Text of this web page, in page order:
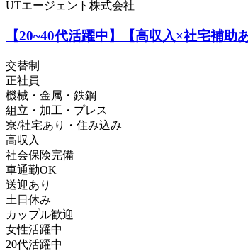
UTエージェント株式会社
【20~40代活躍中】【高収入×社宅補
交替制
正社員
機械・金属・鉄鋼
組立・加工・プレス
寮/社宅あり・住み込み
高収入
社会保険完備
車通勤OK
送迎あり
土日休み
カップル歓迎
女性活躍中
20代活躍中